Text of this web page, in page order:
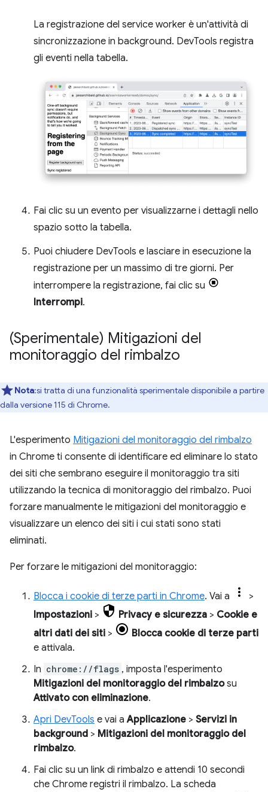
La registrazione del service worker è un'attività di
sincronizzazione in background. DevTools registra
gli eventi nella tabella.
Fai clic su un evento per visualizzarne i dettagli nello
spazio sotto la tabella.
Puoi chiudere DevTools e lasciare in esecuzione la
registrazione per un massimo di tre giorni. Per
interrompere la registrazione, fai clic su
Interrompi.
(Sperimentale) Mitigazioni del
monitoraggio del rimbalzo
Nota:si tratta di una funzionalità sperimentale disponibile a partire
dalla versione 115 di Chrome.
L'esperimento Mitigazioni del monitoraggio del rimbalzo
in Chrome ti consente di identificare ed eliminare lo stato
dei siti che sembrano eseguire il monitoraggio tra siti
utilizzando la tecnica di monitoraggio del rimbalzo. Puoi
forzare manualmente le mitigazioni del monitoraggio e
visualizzare un elenco dei siti i cui stati sono stati
eliminati.
Per forzare le mitigazioni del monitoraggio:
Blocca i cookie di terze parti in Chrome. Vai a
>
Impostazioni > Privacy e sicurezza > Cookie e
altri dati dei siti >
Blocca cookie di terze parti
e attivala.
In chrome://flags , imposta l'esperimento
Mitigazioni del monitoraggio del rimbalzosu
Attivato con eliminazione.
Apri DevTools e vai aApplicazione > Servizi in
background > Mitigazioni del monitoraggio del
rimbalzo.
Fai clic su un link di rimbalzo e attendi 10 secondi
che Chrome registri il rimbalzo. La scheda